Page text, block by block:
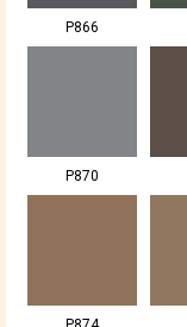
P866
P870